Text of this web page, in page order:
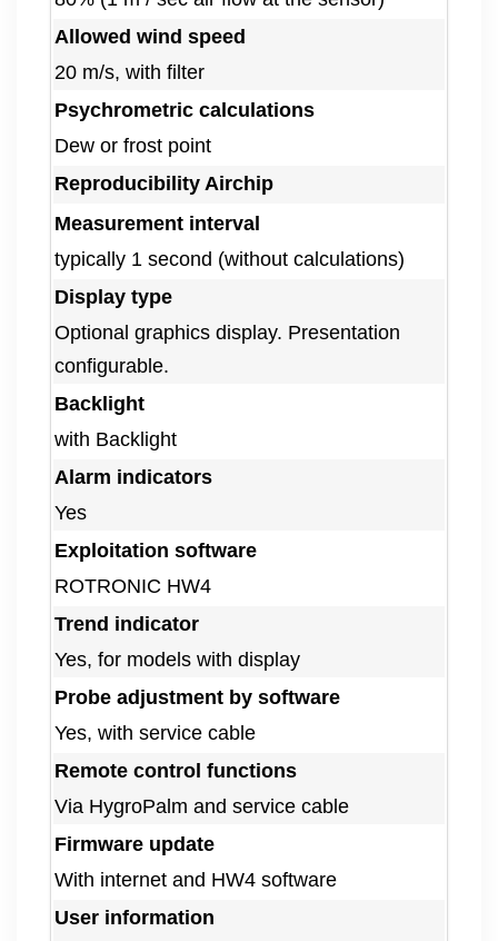
Allowed wind speed
20 m/s, with filter
Psychrometric calculations
Dew or frost point
Reproducibility Airchip
Measurement interval
typically 1 second (without calculations)
Display type
Optional graphics display. Presentation
configurable.
Backlight
with Backlight
Alarm indicators
Yes
Exploitation software
ROTRONIC HW4
Trend indicator
Yes, for models with display
Probe adjustment by software
Yes, with service cable
Remote control functions
Via HygroPalm and service cable
Firmware update
With internet and HW4 software
User information